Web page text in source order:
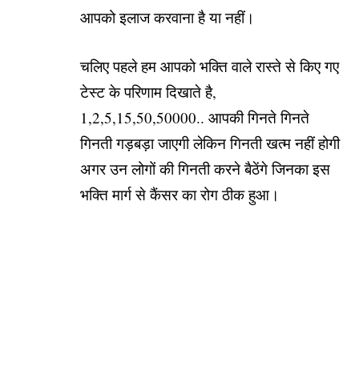
आपको इलाज करवाना है या नहीं।
चलिए पहले हम आपको भक्ति वाले रास्ते से किए गए
टेस्ट के परिणाम दिखाते है,
1,2,5,15,50,50000.. आपकी गिनते गिनते
गिनती गड़बड़ा जाएगी लेकिन गिनती खत्म नहीं होगी
अगर उन लोगों की गिनती करने बैठेंगे जिनका इस
भक्ति मार्ग से कैंसर का रोग ठीक हुआ।